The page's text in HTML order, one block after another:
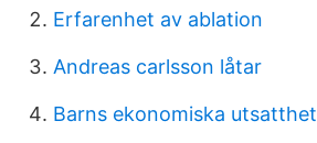
Erfarenhet av ablation
Andreas carlsson låtar
Barns ekonomiska utsatthet